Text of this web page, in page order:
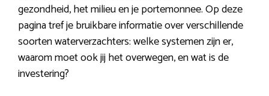
gezondheid, het milieu en je portemonnee. Op deze
pagina tref je bruikbare informatie over verschillende
soorten waterverzachters: welke systemen zijn er,
waarom moet ook jij het overwegen, en wat is de
investering?